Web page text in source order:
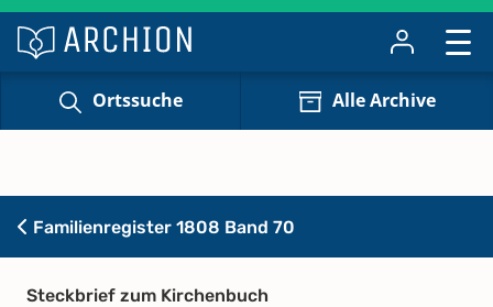
Ortssuche Alle Archive
Familienregister 1808 Band 70
Steckbrief zum Kirchenbuch